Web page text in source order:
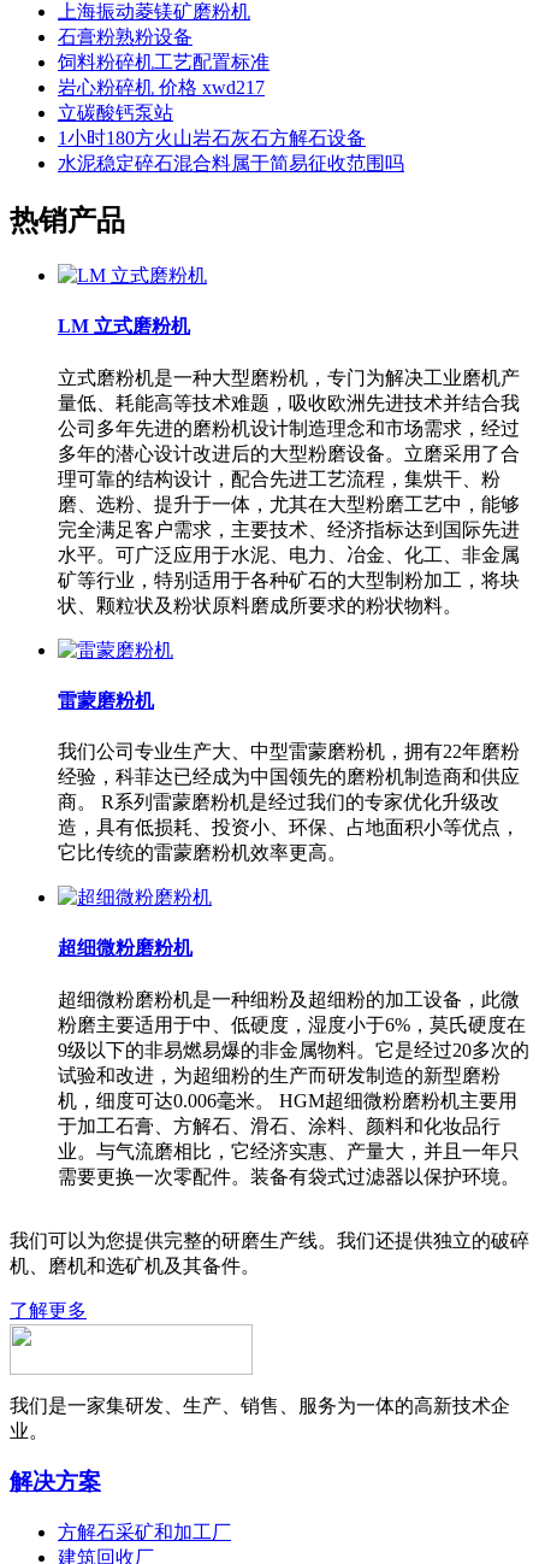
上海振动菱镁矿磨粉机
石膏粉熟粉设备
饲料粉碎机工艺配置标准
岩心粉碎机 价格 xwd217
立碳酸钙泵站
1小时180方火山岩石灰石方解石设备
水泥稳定碎石混合料属于简易征收范围吗
热销产品
LM 立式磨粉机
立式磨粉机是一种大型磨粉机，专门为解决工业磨机产
量低、耗能高等技术难题，吸收欧洲先进技术并结合我
公司多年先进的磨粉机设计制造理念和市场需求，经过
多年的潜心设计改进后的大型粉磨设备。立磨采用了合
理可靠的结构设计，配合先进工艺流程，集烘干、粉
磨、选粉、提升于一体，尤其在大型粉磨工艺中，能够
完全满足客户需求，主要技术、经济指标达到国际先进
水平。可广泛应用于水泥、电力、冶金、化工、非金属
矿等行业，特别适用于各种矿石的大型制粉加工，将块
状、颗粒状及粉状原料磨成所要求的粉状物料。
雷蒙磨粉机
我们公司专业生产大、中型雷蒙磨粉机，拥有22年磨粉
经验，科菲达已经成为中国领先的磨粉机制造商和供应
商。 R系列雷蒙磨粉机是经过我们的专家优化升级改
造，具有低损耗、投资小、环保、占地面积小等优点，
它比传统的雷蒙磨粉机效率更高。
超细微粉磨粉机
超细微粉磨粉机是一种细粉及超细粉的加工设备，此微
粉磨主要适用于中、低硬度，湿度小于6%，莫氏硬度在
9级以下的非易燃易爆的非金属物料。它是经过20多次的
试验和改进，为超细粉的生产而研发制造的新型磨粉
机，细度可达0.006毫米。 HGM超细微粉磨粉机主要用
于加工石膏、方解石、滑石、涂料、颜料和化妆品行
业。与气流磨相比，它经济实惠、产量大，并且一年只
需要更换一次零配件。装备有袋式过滤器以保护环境。
我们可以为您提供完整的研磨生产线。我们还提供独立的破碎
机、磨机和选矿机及其备件。
了解更多
我们是一家集研发、生产、销售、服务为一体的高新技术企
业。
解决方案
方解石采矿和加工厂
建筑回收厂